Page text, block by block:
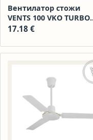
Вентилатор стожи
VENTS 100 VKO TURBO
50070
17.18 €